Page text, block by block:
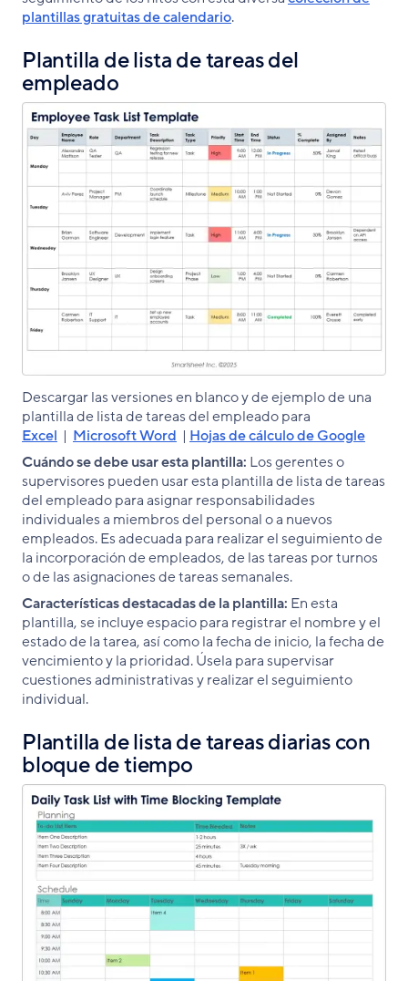
plantillas gratuitas de calendario.
Plantilla de lista de tareas del
empleado
Descargar las versiones en blanco y de ejemplo de una
plantilla de lista de tareas del empleado para
Excel | Microsoft Word | Hojas de cálculo de Google
Cuándo se debe usar esta plantilla: Los gerentes o
supervisores pueden usar esta plantilla de lista de tareas
del empleado para asignar responsabilidades
individuales a miembros del personal o a nuevos
empleados. Es adecuada para realizar el seguimiento de
la incorporación de empleados, de las tareas por turnos
o de las asignaciones de tareas semanales.
Características destacadas de la plantilla: En esta
plantilla, se incluye espacio para registrar el nombre y el
estado de la tarea, así como la fecha de inicio, la fecha de
vencimiento y la prioridad. Úsela para supervisar
cuestiones administrativas y realizar el seguimiento
individual.
Plantilla de lista de tareas diarias con
bloque de tiempo